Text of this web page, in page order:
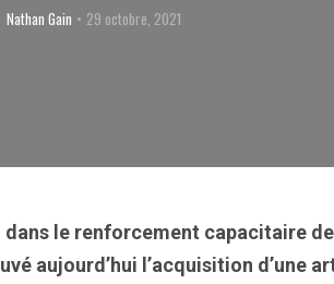
Nathan Gain 29 octobre, 2021
dans le renforcement capacitaire
aujourd’hui l’acquisition d’une